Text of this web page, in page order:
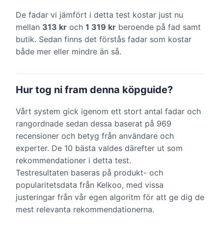
De fadar vi jämfört i detta test kostar just nu
mellan 313 kr och 1 319 kr beroende på fad samt
butik. Sedan finns det förstås fadar som kostar
både mer eller mindre än så.
Hur tog ni fram denna köpguide?
Vårt system gick igenom ett stort antal fadar och
rangordnade sedan dessa baserat på 969
recensioner och betyg från användare och
experter. De 10 bästa valdes därefter ut som
rekommendationer i detta test.
Testresultaten baseras på produkt- och
popularitetsdata från Kelkoo, med vissa
justeringar från vår egen algoritm för att ge dig de
mest relevanta rekommendationerna.